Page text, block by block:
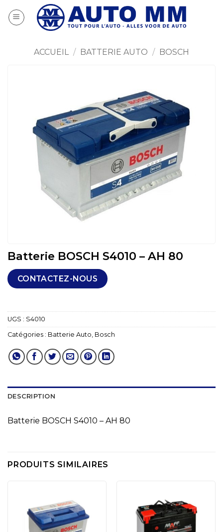
au
ACCUEIL / BATTERIE AUTO / BOSCH
Batterie BOSCH S4010 – AH 80
CONTACTEZ-NOUS
UGS : S4010
Catégories : Batterie Auto Bosch
DESCRIPTION
Batterie BOSCH S4010 – AH 80
PRODUITS SIMILAIRES